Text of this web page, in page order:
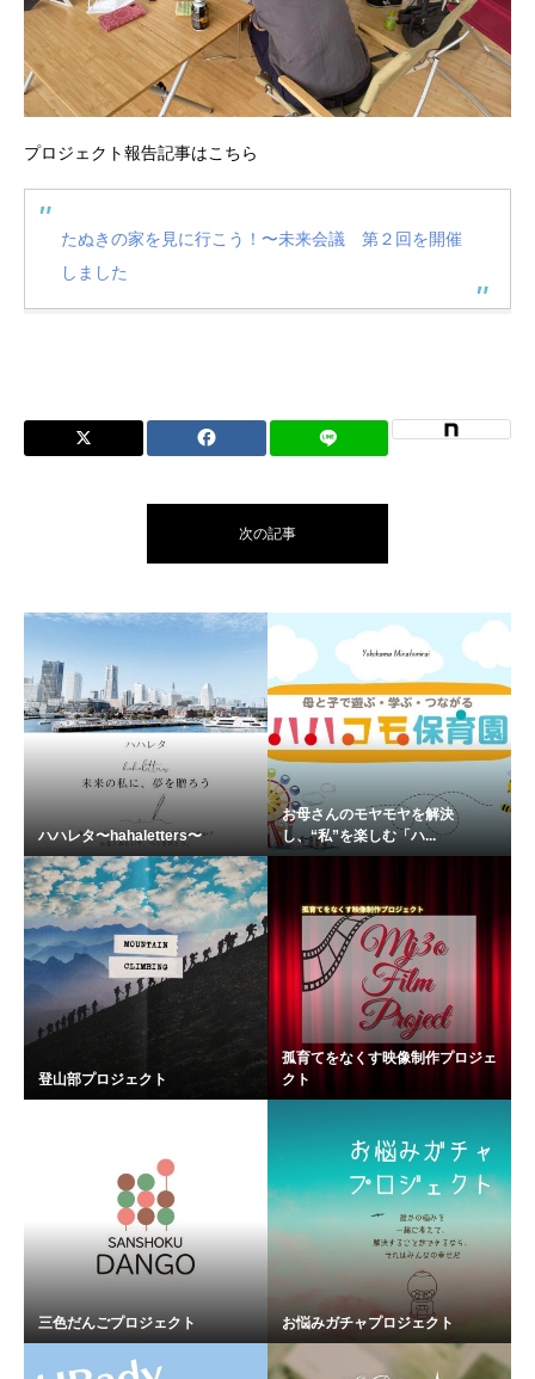
プロジェクト報告記事はこちら
たぬきの家を見に行こう！〜未来会議 第２回を開催
しました
次の記事
ハハレタ〜hahaletters〜
お母さんのモヤモヤを解決
し、“私”を楽しむ「ハ...
登山部プロジェクト
孤育てをなくす映像制作プロジェ
クト
三色だんごプロジェクト お悩みガチャプロジェクト